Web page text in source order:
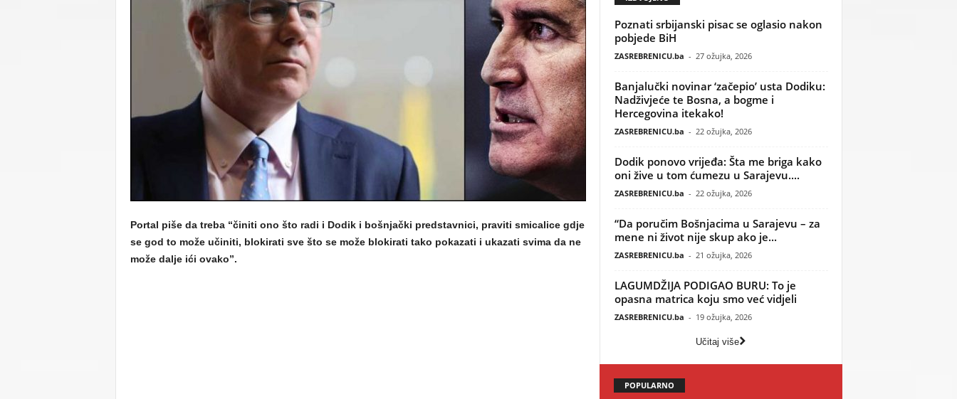
Portal piše da treba “činiti ono što radi i Dodik i bošnjački predstavnici, praviti smicalice gdje
se god to može učiniti, blokirati sve što se može blokirati tako pokazati i ukazati svima da ne
može dalje ići ovako”.
Poznati srbijanski pisac se oglasio nakon
pobjede BiH
ZASREBRENICU.ba - 27 ožujka, 2026
Banjalučki novinar ‘začepio’ usta Dodiku:
Nadživjeće te Bosna, a bogme i
Hercegovina itekako!
ZASREBRENICU.ba - 22 ožujka, 2026
Dodik ponovo vrijeđa: Šta me briga kako
oni žive u tom ćumezu u Sarajevu....
ZASREBRENICU.ba - 22 ožujka, 2026
“Da poručim Bošnjacima u Sarajevu – za
mene ni život nije skup ako je...
ZASREBRENICU.ba - 21 ožujka, 2026
LAGUMDŽIJA PODIGAO BURU: To je
opasna matrica koju smo već vidjeli
ZASREBRENICU.ba - 19 ožujka, 2026
Učitaj više
POPULARNO